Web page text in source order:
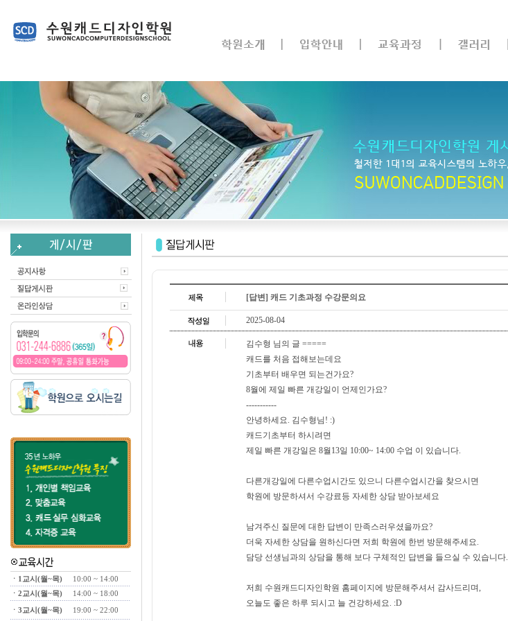
ㆍ1교시(월~목)
10:00 ~ 14:00
ㆍ2교시(월~목)
14:00 ~ 18:00
ㆍ3교시(월~목)
19:00 ~ 22:00
[답변] 캐드 기초과정 수강문의요
2025-08-04
김수형 님의 글 =====
캐드를 처음 접해보는데요
기초부터 배우면 되는건가요?
8월에 제일 빠른 개강일이 언제인가요?
-----------
안녕하세요. 김수형님! :)
캐드기초부터 하시려면
제일 빠른 개강일은 8월13일 10:00~ 14:00 수업 이 있습니다.
다른개강일에 다른수업시간도 있으니 다른수업시간을 찾으시면
학원에 방문하셔서 수강료등 자세한 상담 받아보세요
남겨주신 질문에 대한 답변이 만족스러우셨을까요?
더욱 자세한 상담을 원하신다면 저희 학원에 한번 방문해주세요.
담당 선생님과의 상담을 통해 보다 구체적인 답변을 들으실 수 있습니다.
저희 수원캐드디자인학원 홈페이지에 방문해주셔서 감사드리며,
오늘도 좋은 하루 되시고 늘 건강하세요. :D